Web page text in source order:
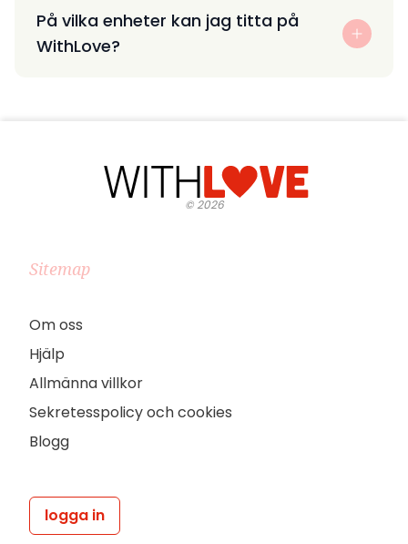
På vilka enheter kan jag titta på
WithLove?
©2026
Sitemap
Om oss
Hjälp
Allmänna villkor
Sekretesspolicy och cookies
Blogg
logga in